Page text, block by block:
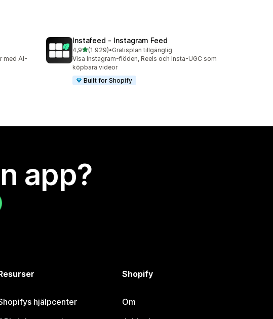
med AI-
Instafeed ‑ Instagram Feed
4,9av 5 stjärnor
(1 929)
1929 recensioner totalt
•Gratisplan tillgänglig
Visa Instagram-flöden, Reels och Insta-UGC som
köpbara videor
Built for Shopify
app?
hjälpcenter
Shopify
Om